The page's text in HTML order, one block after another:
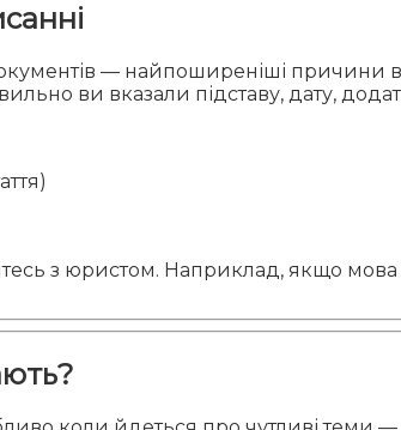
— найпоширеніші причини
ви вказали підставу, дату,
з юристом. Наприклад, якщо